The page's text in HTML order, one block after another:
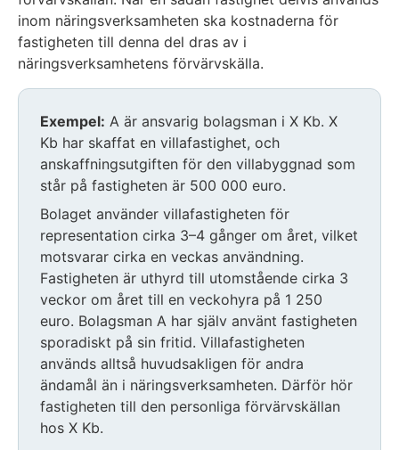
inom näringsverksamheten ska kostnaderna för
fastigheten till denna del dras av i
näringsverksamhetens förvärvskälla.
Exempel: A är ansvarig bolagsman i X Kb. X
Kb har skaffat en villafastighet, och
anskaffningsutgiften för den villabyggnad som
står på fastigheten är 500 000 euro.
Bolaget använder villafastigheten för
representation cirka 3–4 gånger om året, vilket
motsvarar cirka en veckas användning.
Fastigheten är uthyrd till utomstående cirka 3
veckor om året till en veckohyra på 1 250
euro. Bolagsman A har själv använt fastigheten
sporadiskt på sin fritid. Villafastigheten
används alltså huvudsakligen för andra
ändamål än i näringsverksamheten. Därför hör
fastigheten till den personliga förvärvskällan
hos X Kb.